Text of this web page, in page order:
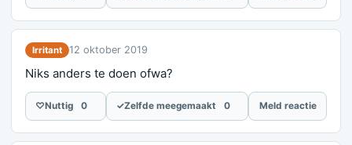
Irritant 12 oktober 2019
Niks anders te doen ofwa?
♡Nuttig 0 ✓Zelfde meegemaakt 0 Meld reactie